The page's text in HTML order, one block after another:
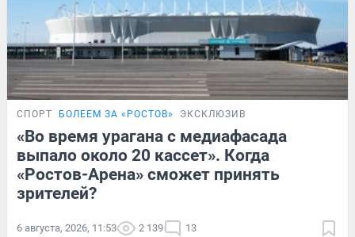
СПОРТ БОЛЕЕМ ЗА «РОСТОВ» ЭКСКЛЮЗИВ
«Во время урагана с медиафасада
выпало около 20 кассет». Когда
«Ростов-Арена» сможет принять
зрителей?
6 августа, 2026, 11:53 2 139 13